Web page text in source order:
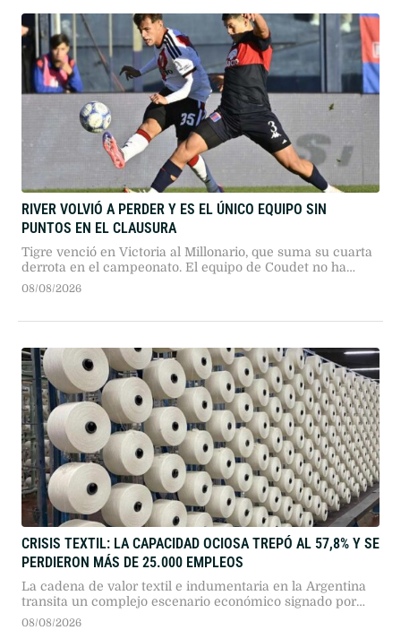
RIVER VOLVIÓ A PERDER Y ES EL ÚNICO EQUIPO SIN
PUNTOS EN EL CLAUSURA
Tigre venció en Victoria al Millonario, que suma su cuarta
derrota en el campeonato. El equipo de Coudet no ha
podido marcar goles desde que comenzó el torneo.
08/08/2026
CRISIS TEXTIL: LA CAPACIDAD OCIOSA TREPÓ AL 57,8% Y SE
PERDIERON MÁS DE 25.000 EMPLEOS
La cadena de valor textil e indumentaria en la Argentina
transita un complejo escenario económico signado por
más de dos años consecutivos de caída en su actividad.
08/08/2026